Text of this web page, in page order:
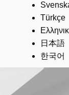
Türkçe
日本語
한국어